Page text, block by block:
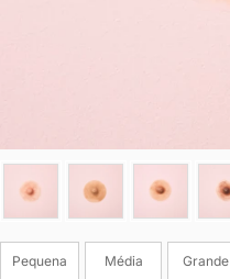
Cor
Tamanho
Pequena Média Grande